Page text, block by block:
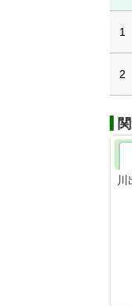
1
2
川